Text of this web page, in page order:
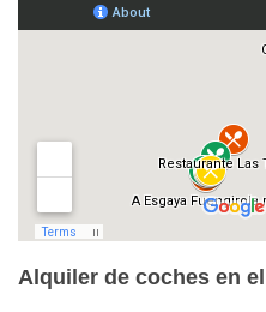
Alquiler de coches en